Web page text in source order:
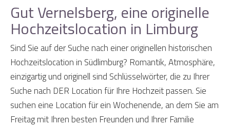
Gut Vernelsberg, eine originelle
Hochzeitslocation in Limburg
Sind Sie auf der Suche nach einer originellen historischen
Hochzeitslocation in Südlimburg? Romantik, Atmosphäre,
einzigartig und originell sind Schlüsselwörter, die zu Ihrer
Suche nach DER Location für Ihre Hochzeit passen. Sie
suchen eine Location für ein Wochenende, an dem Sie am
Freitag mit Ihren besten Freunden und Ihrer Familie